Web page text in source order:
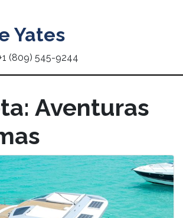
Yates
(809) 545-9244
Aventuras